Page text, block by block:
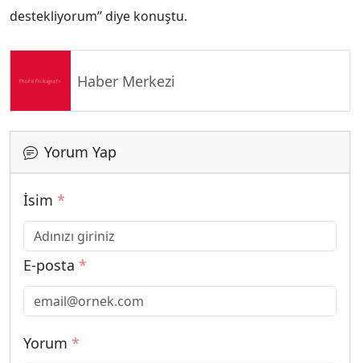
destekliyorum’’ diye konuştu.
Haber Merkezi
Yorum Yap
İsim *
E-posta *
Yorum *